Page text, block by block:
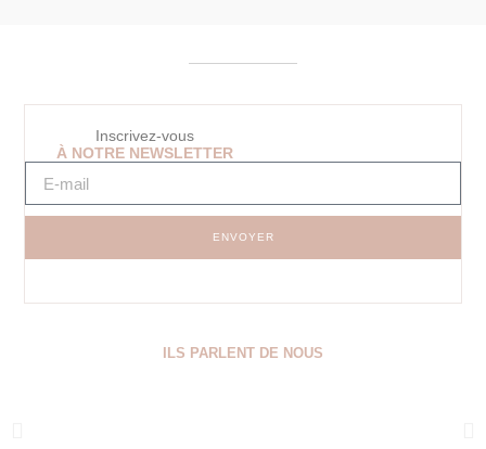
Inscrivez-vous
À NOTRE NEWSLETTER
ENVOYER
ILS PARLENT DE NOUS